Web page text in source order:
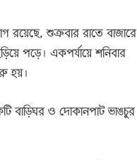
রয়েছে, শুক্রবার রাতে বাজারে
পড়ে। একপর্যায়ে শনিবার
হয়।
বাড়িঘর ও দোকানপাট ভাঙচুর